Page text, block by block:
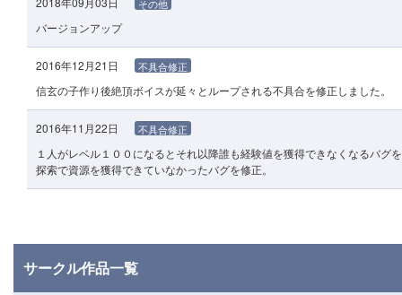
その他
バージョンアップ
2016年12月21日 不具合修正
信玄の子作り後絶頂ボイスが延々とループされる不具合を修正しました。
2016年11月22日 不具合修正
１人がレベル１００になるとそれ以降誰も経験値を獲得できなくなるバグ
探索で資源を獲得できていなかったバグを修正。
サークル作品一覧